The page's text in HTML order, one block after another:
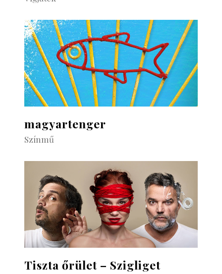
magyartenger
Színmű
Tiszta őrület – Szigliget